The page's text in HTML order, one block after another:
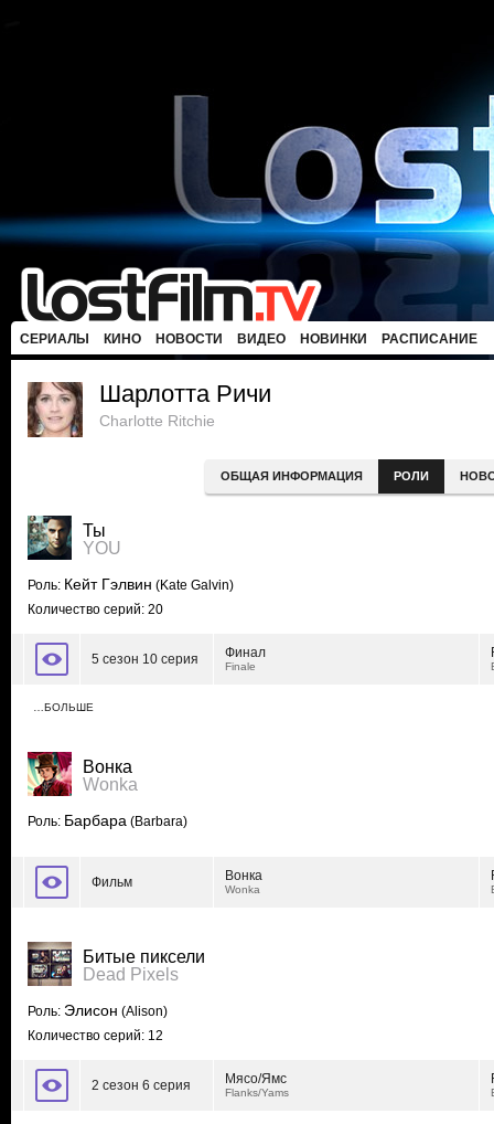
СЕРИАЛЫ КИНО НОВОСТИ ВИДЕО НОВИНКИ РАСПИСАНИЕ
Шарлотта Ричи
Charlotte Ritchie
ОБЩАЯ ИНФОРМАЦИЯ РОЛИ
Ты
YOU
Роль: Кейт Гэлвин (Kate Galvin)
Количество серий: 20
5 сезон 10 серия Финал
Finale
…БОЛЬШЕ
Вонка
Wonka
Роль: Барбара (Barbara)
Фильм Вонка
Wonka
Битые пиксели
Dead Pixels
Роль: Элисон (Alison)
Количество серий: 12
2 сезон 6 серия Мясо/Ямс
Flanks/Yams